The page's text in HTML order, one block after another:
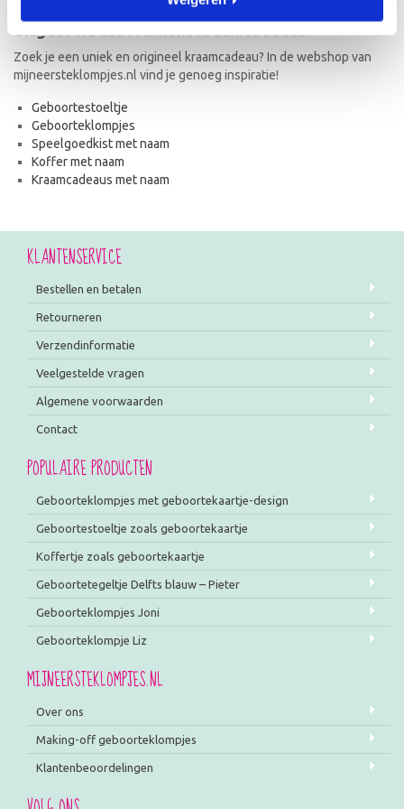
Zoek je een uniek en origineel kraamcadeau? In de webshop van
mijneersteklompjes.nl vind je genoeg inspiratie!
Geboortestoeltje
Geboorteklompjes
Speelgoedkist met naam
Koffer met naam
Kraamcadeaus met naam
KLANTENSERVICE
Bestellen en betalen
Retourneren
Verzendinformatie
Veelgestelde vragen
Algemene voorwaarden
Contact
POPULAIRE PRODUCTEN
Geboorteklompjes met geboortekaartje-design
Geboortestoeltje zoals geboortekaartje
Koffertje zoals geboortekaartje
Geboortetegeltje Delfts blauw – Pieter
Geboorteklompjes Joni
Geboorteklompje Liz
MIJNEERSTEKLOMPJES.NL
Over ons
Making-off geboorteklompjes
Klantenbeoordelingen